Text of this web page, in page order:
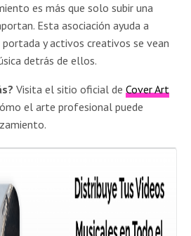
es más que solo subir una
Esta asociación ayuda a
y activos creativos se vean
detrás de ellos.
Visita el sitio oficial deCover Art
el arte profesional puede